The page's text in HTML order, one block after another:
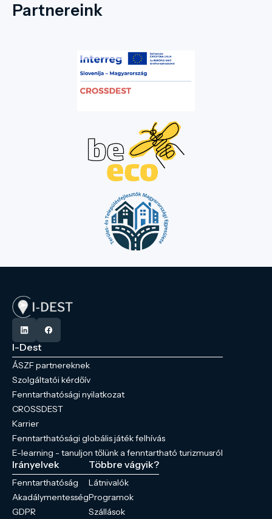
Partnereink
I-Dest
ÁSZF partnereknek
Szolgáltatói kérdőív
Fenntarthatósági nyilatkozat
CROSSDEST
Karrier
Fenntarthatósági globális játék felhívás
E-learning - tanuljon tőlünk a fenntartható turizmusról
Irányelvek
Fenntarthatóság
Akadálymentesség
GDPR
Többre vágyik?
Látnivalók
Programok
Szállások